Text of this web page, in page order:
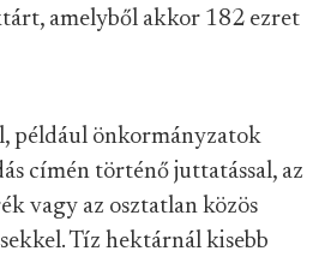
amelyből akkor 182 ezret
például önkormányzatok
címén történő juttatással, az
vagy az osztatlan közös
Tíz hektárnál kisebb